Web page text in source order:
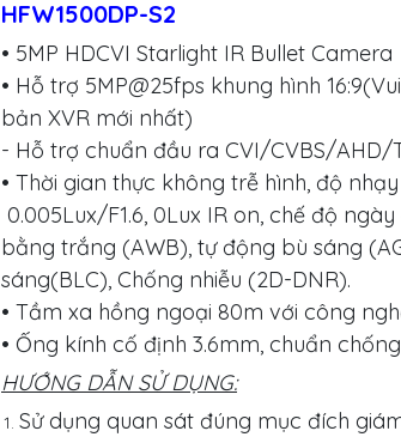
HFW1500DP-S2
• 5MP HDCVI Starlight IR Bullet Camera
• Hỗ trợ 5MP@25fps khung hình
bản XVR mới nhất)
- Hỗ trợ chuẩn đầu ra CVI/CVBS/AHD/
• Thời gian thực không trễ hình, độ
0.005Lux/F1.6, 0Lux IR on, chế độ
bằng trắng (AWB), tự động bù sáng
sáng(BLC), Chống nhiễu (2D-DNR).
• Tầm xa hồng ngoại 80m với công
• Ống kính cố định 3.6mm, chuẩn
HƯỚNG DẪN SỬ DỤNG:
Sử dụng quan sát đúng mục đích